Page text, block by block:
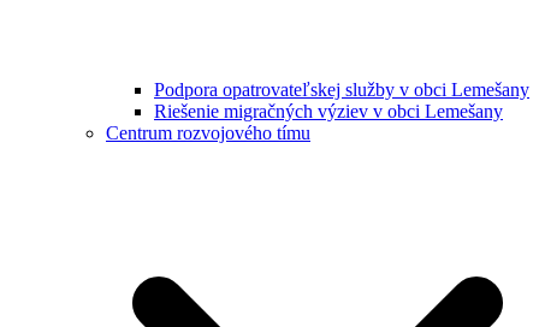
Podpora opatrovateľskej služby v obci Lemešany
Riešenie migračných výziev v obci Lemešany
Centrum rozvojového tímu